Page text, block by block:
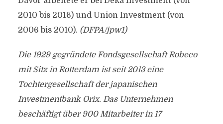
2010 bis 2016) und Union Investment (von
2006 bis 2010). (DFPA/jpw1)
Die 1929 gegründete Fondsgesellschaft Robeco
mit Sitz in Rotterdam ist seit 2013 eine
Tochtergesellschaft der japanischen
Investmentbank Orix. Das Unternehmen
beschäftigt über 900 Mitarbeiter in 17